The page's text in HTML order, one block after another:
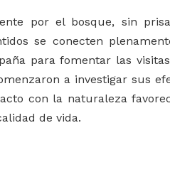
por el bosque, sin
se conecten
para fomentar las
a investigar sus
con la naturaleza
de vida.